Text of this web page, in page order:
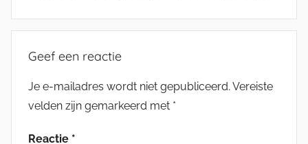
Geef een reactie
Je e-mailadres wordt niet gepubliceerd. Vereiste
velden zijn gemarkeerd met *
Reactie *